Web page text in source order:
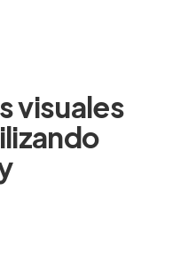
visuales